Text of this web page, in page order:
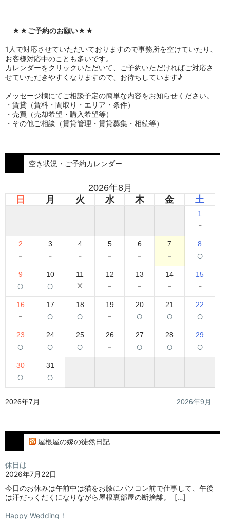
ョ
ン
★★ご予約のお願い★★
1人で対応させていただいておりますので事務所を空けていたり、
お客様対応中のことも多いです。
カレンダーをクリックいただいて、ご予約いただければご対応さ
せていただきやすくなりますので、お待ちしています♪
メッセージ欄にてご相談予定の簡単な内容をお知らせください。
・賃貸（賃料・間取り・エリア・条件）
・売買（売却希望・購入希望等）
・その他ご相談（賃貸管理・賃貸募集・相続等）
空き状況・ご予約カレンダー
2026年8月
日
月 火 水 木 金 土
1
-
2
-
3
-
4
-
5
-
6
-
7
-
8
○
9
○
10
○
11
×
12
-
13
-
14
-
15
-
16
-
17
○
18
○
19
-
20
○
21
○
22
○
23
○
24
○
25
○
26
-
27
○
28
○
29
○
30
○
31
○
2026年7月 2026年9月
屋根屋の嫁の徒然日記
休日は
2026年7月22日
今日のお休みは午前中は猫をお膝にパソコン前で仕事して、午後
は汗だっくだくになりながら屋根裏部屋の断捨離。⁡ ⁡ […]
Happy Wedding！